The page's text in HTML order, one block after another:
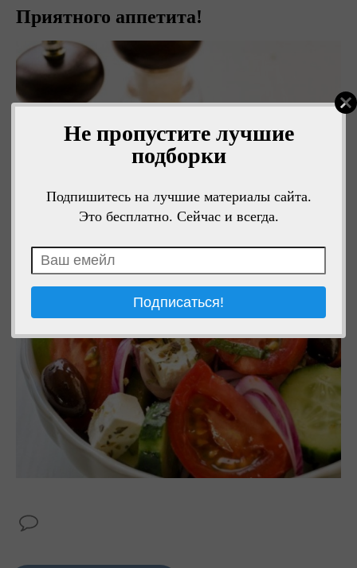
Не пропустите лучшие
подборки
Подпишитесь на лучшие материалы сайта.
Это бесплатно. Сейчас и всегда.
Приятного аппетита!